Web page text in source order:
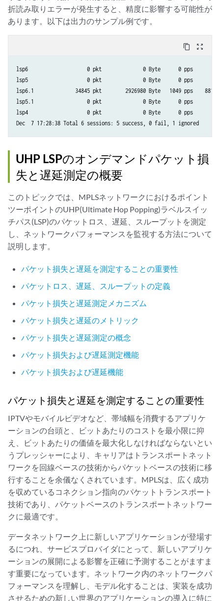
折読み取りエラーが発生すると、精度に影響する可能性が
あります。以下は出力のサンプル例です。
content_copy zoom_out_map
lsp6                    0 pkt              0 Byte      0 pps        0
lsp5                    0 pkt              0 Byte      0 pps        0
lsp6.1              34845 pkt        2926980 Byte   1049 pps    88179
lsp5.1                  0 pkt              0 Byte      0 pps        0
lsp4                    0 pkt              0 Byte      0 pps        0
UHP LSPのオンデマンドパケット損
失と遅延測定の概要
このトピックでは、MPLSネットワークにおけるポイント
ツーポイントのUHP(Ultimate Hop Popping)ラベルスイッ
チパス(LSP)のパケットロス、遅延、スループットを測定
し、ネットワークパフォーマンスを監視する方法について
説明します。
パケット損失と遅延を測定することの重要性
パケットロス、遅延、スループットの定義
パケット損失と遅延測定メカニズム
パケット損失と遅延のメトリック
パケット損失と遅延測定の概念
パケット損失および遅延測定機能
パケット損失および遅延機能
パケット損失と遅延を測定することの重要性
IPTVやモバイルビデオなど、帯域幅を消費するアプリケ
ーションの台頭と、ビットあたりのコストを最小限に抑
え、ビットあたりの価値を最大化しなければならないとい
うプレッシャーにより、キャリアはトランスポートネット
ワークを回線ベースの技術からパケットベースの技術に移
行することを余儀なくされています。MPLSは、広く成功
を収めているコネクション指向のパケットトランスポート
技術であり、パケットベースのトランスポートネットワー
クに最適です。
データネットワーク上に新しいアプリケーションが登場す
るにつれ、サービスプロバイダにとって、新しいアプリケ
ーションの展開による影響を正確に予測することがますま
す重要になっています。ネットワーク内のネットワークパ
フォーマンスを理解し、モデル化することは、実装を成功
させるための新しい世界のアプリケーションの導入に特に